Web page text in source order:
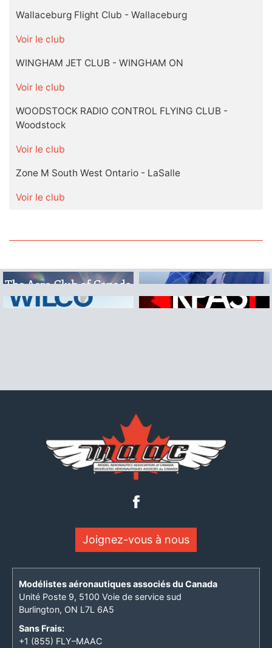
Wallaceburg Flight Club - Wallaceburg
Voir le club
WINGHAM JET CLUB - WINGHAM ON
Voir le club
WOODSTOCK RADIO CONTROL FLYING CLUB -
Woodstock
Voir le club
Zone M South West Ontario - LaSalle
Voir le club
Joignez-vous à nous
Modélistes aéronautiques associés du Canada
Unité Poste 9, 5100 Voie de service sud
Burlington, ON L7L 6A5
Sans Frais:
+1 (855) FLY–MAAC